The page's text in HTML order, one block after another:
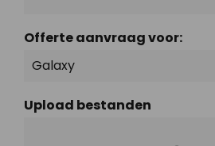
Offerte aanvraag voor:
Upload bestanden